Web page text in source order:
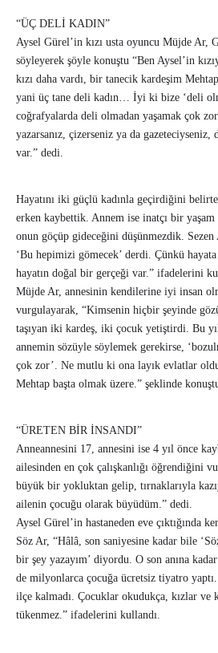
“ÜÇ DELİ KADIN”
Aysel Gürel’in kızı usta oyuncu Müjde Ar,
söyleyerek şöyle konuştu “Ben Aysel’in
kızı daha vardı, bir tanecik kardeşim
yani üç tane deli kadın… İyi ki bize ‘deli
coğrafyalarda deli olmadan yaşamak çok
yazarsanız, çizerseniz ya da
var.” dedi.
Hayatını iki güçlü kadınla geçirdiğini
erken kaybettik. Annem ise inatçı bir yaşam
onun göçüp gideceğini düşünmezdik. Sezen
‘Bu hepimizi gömecek’ derdi. Çünkü
hayatın doğal bir gerçeği var.” ifadelerini
Müjde Ar, annesinin kendilerine iyi insan
vurgulayarak, “Kimsenin hiçbir şeyinde
taşıyan iki kardeş, iki çocuk yetiştirdi. Bu
annemin sözüyle söylemek gerekirse,
çok zor’. Ne mutlu ki ona layık evlatlar
Mehtap başta olmak üzere.” şeklinde
“ÜRETEN BİR İNSANDI”
Anneannesini 17, annesini ise 4 yıl önce
ailesinden en çok çalışkanlığı öğrendiğini
büyük bir yokluktan gelip, tırnaklarıyla
ailenin çocuğu olarak büyüdüm.” dedi.
Aysel Gürel’in hastaneden eve çıktığında
Söz Ar, “Hâlâ, son saniyesine kadar bile
bir şey yazayım’ diyordu. O son anına
de milyonlarca çocuğa ücretsiz tiyatro
ilçe kalmadı. Çocuklar okudukça, kızlar ve
tükenmez.” ifadelerini kullandı.